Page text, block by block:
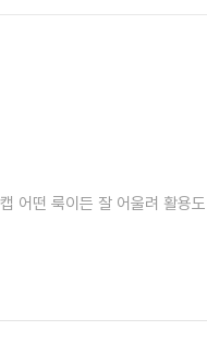
어떤 룩이든 잘 어울려 활용